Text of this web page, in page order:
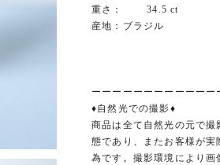
重さ： 34.5 ct
産地：ブラジル
ーーーーーーーーーーーー
♦︎自然光での撮影♦︎
商品は全て自然光の元で
態であり、またお客様が
為です。撮影環境により